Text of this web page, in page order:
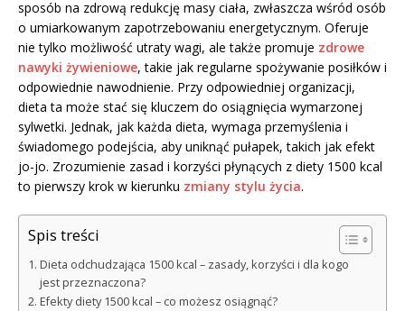
sposób na zdrową redukcję masy ciała, zwłaszcza wśród osób
o umiarkowanym zapotrzebowaniu energetycznym. Oferuje
nie tylko możliwość utraty wagi, ale także promuje zdrowe
nawyki żywieniowe, takie jak regularne spożywanie posiłków i
odpowiednie nawodnienie. Przy odpowiedniej organizacji,
dieta ta może stać się kluczem do osiągnięcia wymarzonej
sylwetki. Jednak, jak każda dieta, wymaga przemyślenia i
świadomego podejścia, aby uniknąć pułapek, takich jak efekt
jo-jo. Zrozumienie zasad i korzyści płynących z diety 1500 kcal
to pierwszy krok w kierunku zmiany stylu życia.
Spis treści
Dieta odchudzająca 1500 kcal – zasady, korzyści i dla kogo
jest przeznaczona?
Efekty diety 1500 kcal – co możesz osiągnąć?